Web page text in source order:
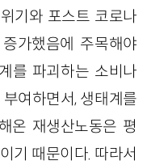
기와 포스트 코로나
가했음에 주목해야
를 파괴하는 소비나
여하면서, 생태계를
온 재생산노동은 평
기 때문이다. 따라서